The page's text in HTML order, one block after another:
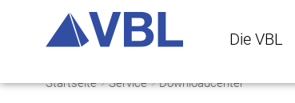
Die VBL
Startseite Service Downloadcenter